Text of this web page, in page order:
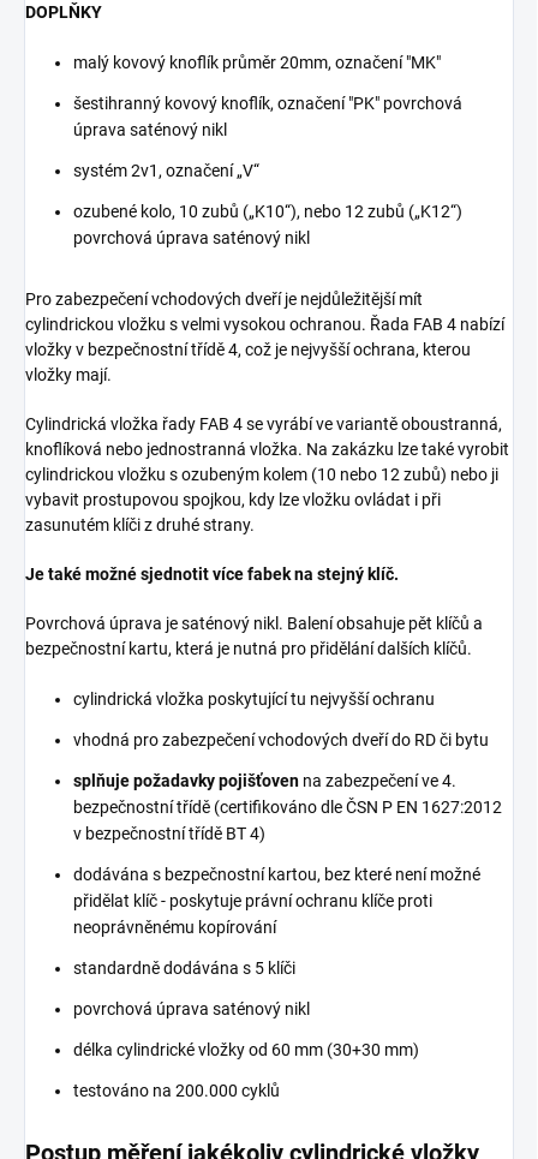
DOPLŇKY
malý kovový knoflík průměr 20mm, označení "MK"
šestihranný kovový knoflík, označení "PK" povrchová
úprava saténový nikl
systém 2v1, označení „V“
ozubené kolo, 10 zubů („K10“), nebo 12 zubů („K12“)
povrchová úprava saténový nikl
Pro zabezpečení vchodových dveří je nejdůležitější mít
cylindrickou vložku s velmi vysokou ochranou. Řada FAB 4 nabízí
vložky v bezpečnostní třídě 4, což je nejvyšší ochrana, kterou
vložky mají.
Cylindrická vložka řady FAB 4 se vyrábí ve variantě oboustranná,
knoflíková nebo jednostranná vložka. Na zakázku lze také vyrobit
cylindrickou vložku s ozubeným kolem (10 nebo 12 zubů) nebo ji
vybavit prostupovou spojkou, kdy lze vložku ovládat i při
zasunutém klíči z druhé strany.
Je také možné sjednotit více fabek na stejný klíč.
Povrchová úprava je saténový nikl. Balení obsahuje pět klíčů a
bezpečnostní kartu, která je nutná pro přidělání dalších klíčů.
cylindrická vložka poskytující tu nejvyšší ochranu
vhodná pro zabezpečení vchodových dveří do RD či bytu
splňuje požadavky pojišťoven na zabezpečení ve 4.
bezpečnostní třídě (certifikováno dle ČSN P EN 1627:2012
v bezpečnostní třídě BT 4)
dodávána s bezpečnostní kartou, bez které není možné
přidělat klíč - poskytuje právní ochranu klíče proti
neoprávněnému kopírování
standardně dodávána s 5 klíči
povrchová úprava saténový nikl
délka cylindrické vložky od 60 mm (30+30 mm)
testováno na 200.000 cyklů
Postup měření jakékoliv cylindrické vložky